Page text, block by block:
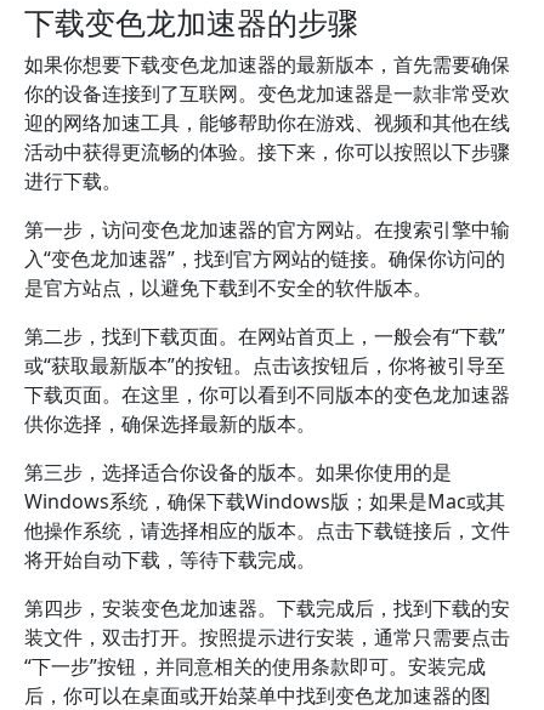
下载变色龙加速器的步骤
如果你想要下载变色龙加速器的最新版本，首先需要确保
你的设备连接到了互联网。变色龙加速器是一款非常受欢
迎的网络加速工具，能够帮助你在游戏、视频和其他在线
活动中获得更流畅的体验。接下来，你可以按照以下步骤
进行下载。
第一步，访问变色龙加速器的官方网站。在搜索引擎中输
入“变色龙加速器”，找到官方网站的链接。确保你访问的
是官方站点，以避免下载到不安全的软件版本。
第二步，找到下载页面。在网站首页上，一般会有“下载”
或“获取最新版本”的按钮。点击该按钮后，你将被引导至
下载页面。在这里，你可以看到不同版本的变色龙加速器
供你选择，确保选择最新的版本。
第三步，选择适合你设备的版本。如果你使用的是
Windows系统，确保下载Windows版；如果是Mac或其
他操作系统，请选择相应的版本。点击下载链接后，文件
将开始自动下载，等待下载完成。
第四步，安装变色龙加速器。下载完成后，找到下载的安
装文件，双击打开。按照提示进行安装，通常只需要点击
“下一步”按钮，并同意相关的使用条款即可。安装完成
后，你可以在桌面或开始菜单中找到变色龙加速器的图